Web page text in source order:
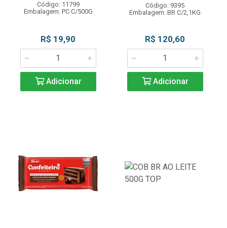
Código: 11799
Embalagem: PC C/500G
R$ 19,90
Adicionar
Código: 9395
Embalagem: BR C/2,1KG
R$ 120,60
Adicionar